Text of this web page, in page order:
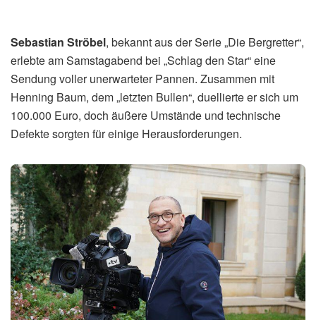
Sebastian Ströbel, bekannt aus der Serie „Die Bergretter“,
erlebte am Samstagabend bei „Schlag den Star“ eine
Sendung voller unerwarteter Pannen. Zusammen mit
Henning Baum, dem „letzten Bullen“, duellierte er sich um
100.000 Euro, doch äußere Umstände und technische
Defekte sorgten für einige Herausforderungen.